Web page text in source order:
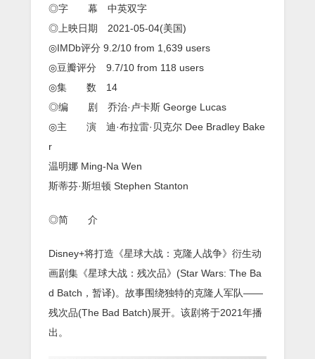
◎字 幕 中英双字
◎上映日期 2021-05-04(美国)
◎IMDb评分 9.2/10 from 1,639 users
◎豆瓣评分 9.7/10 from 118 users
◎集 数 14
◎编 剧 乔治·卢卡斯 George Lucas
◎主 演 迪·布拉雷·贝克尔 Dee Bradley Bake
r
温明娜 Ming-Na Wen
斯蒂芬·斯坦顿 Stephen Stanton
◎简 介
Disney+将打造《星球大战：克隆人战争》衍生动
画剧集《星球大战：残次品》(Star Wars: The Ba
d Batch，暂译)。故事围绕独特的克隆人军队——
残次品(The Bad Batch)展开。该剧将于2021年播
出。